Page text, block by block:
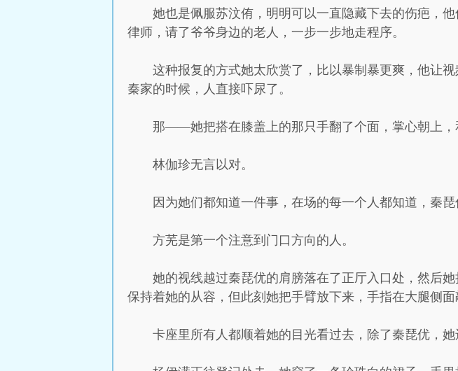
她也是佩服苏汶侑，明明可以一直隐藏下去的伤疤，
律师，请了爷爷身边的老人，一步一步地走程序。
这种报复的方式她太欣赏了，比以暴制暴更爽，他让
秦家的时候，人直接吓尿了。
那——她把搭在膝盖上的那只手翻了个面，掌心朝上，
林伽珍无言以对。
因为她们都知道一件事，在场的每一个人都知道，秦
方芜是第一个注意到门口方向的人。
她的视线越过秦琵优的肩膀落在了正厅入口处，然后
保持着她的从容，但此刻她把手臂放下来，手指在大腿侧面
卡座里所有人都顺着她的目光看过去，除了秦琵优，